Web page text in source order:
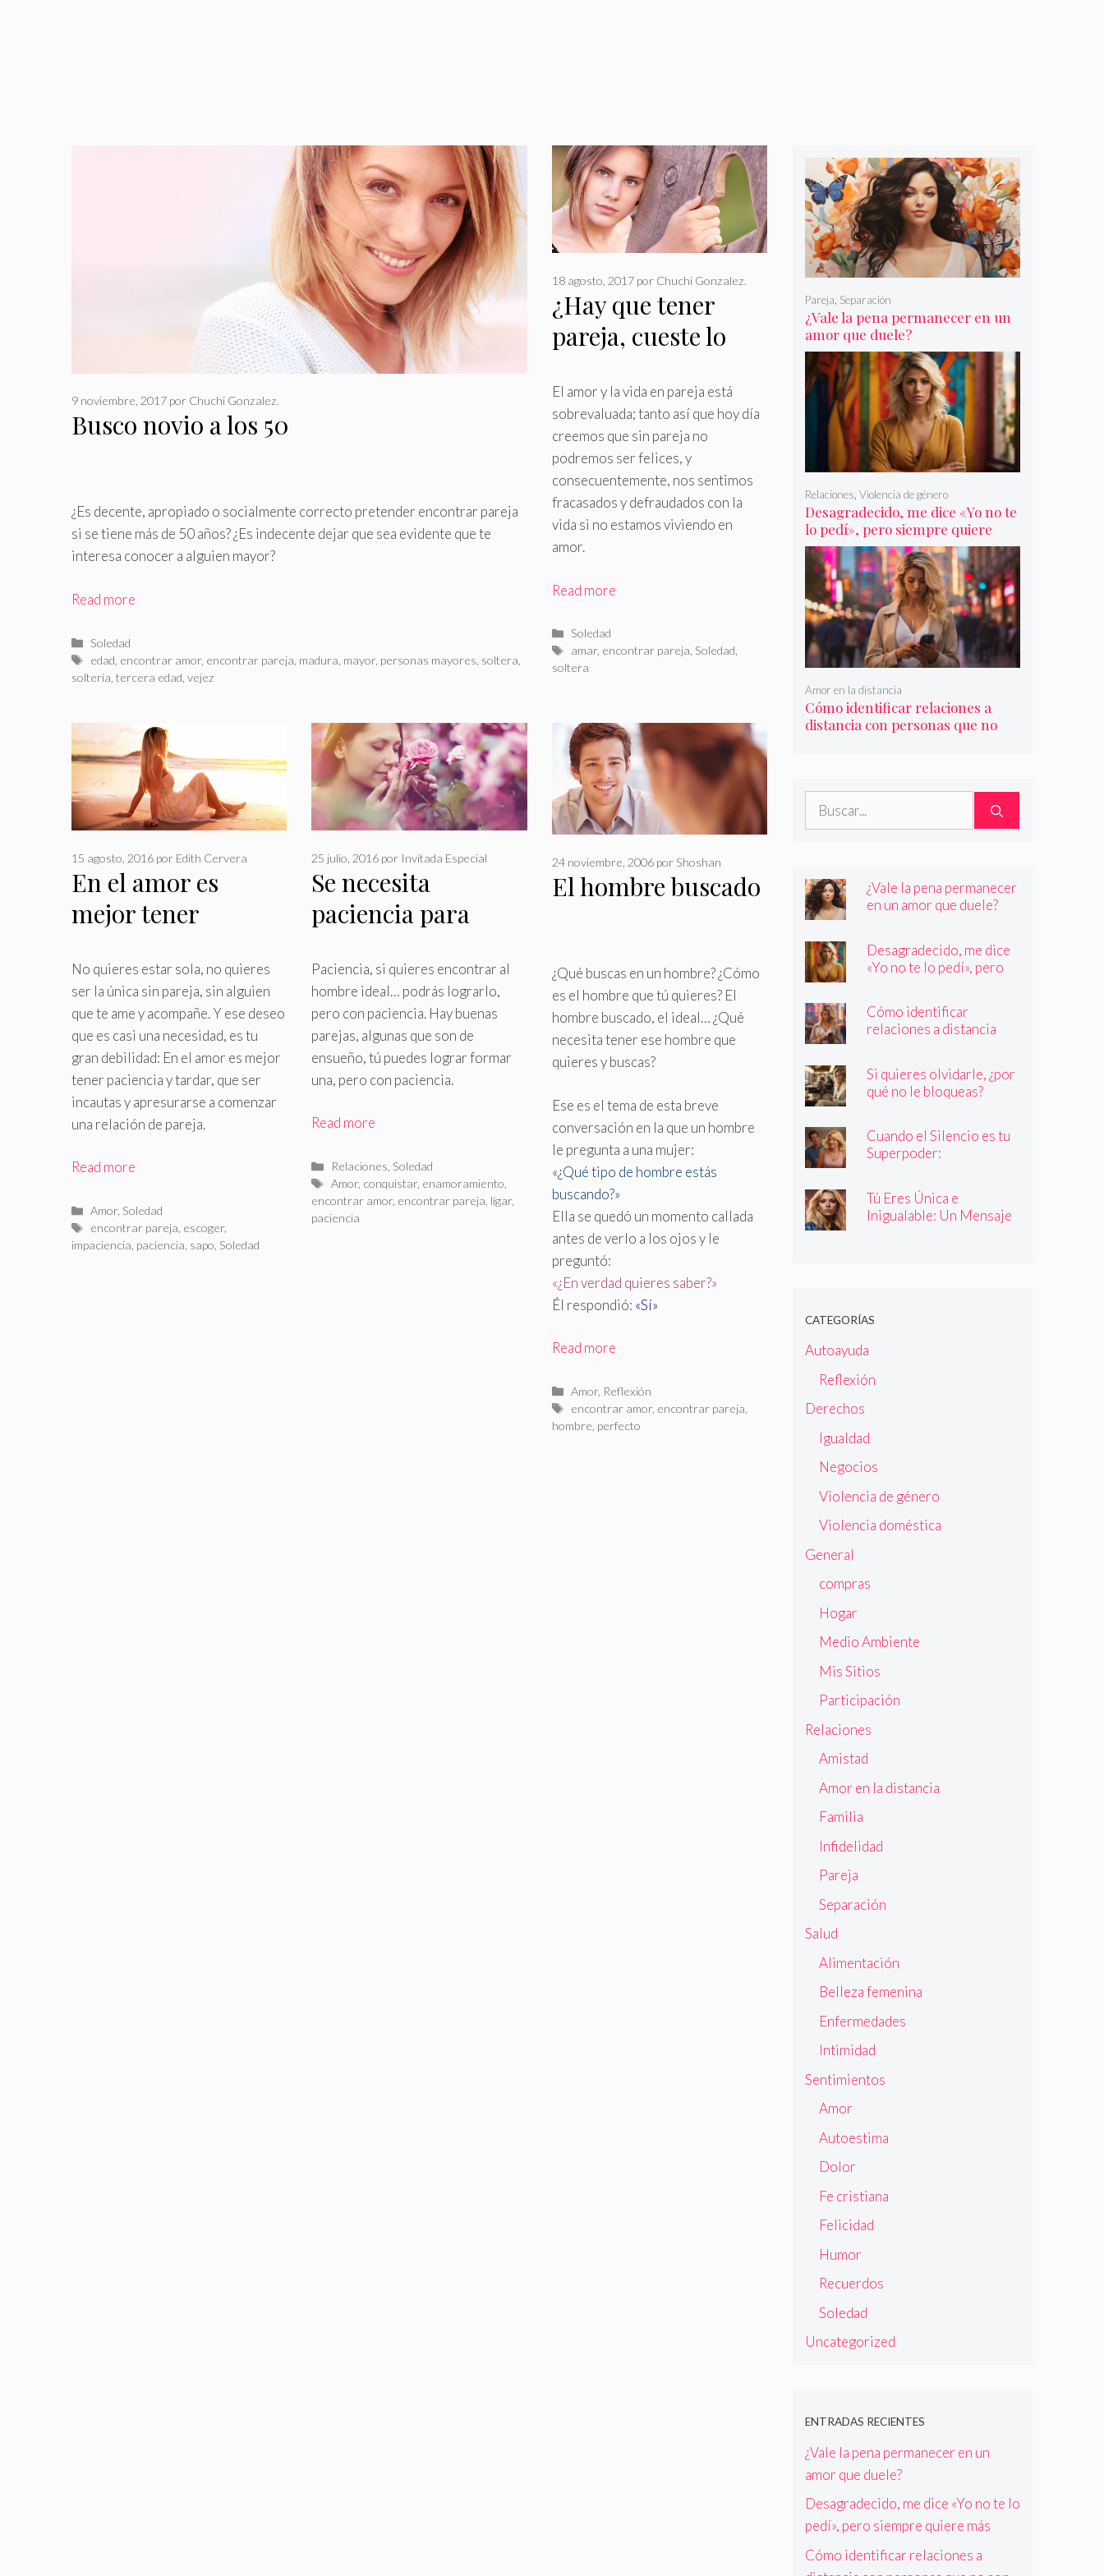
Busco novio a los 50
9 noviembre, 2017 por Chuchi Gonzalez.
¿Es decente, apropiado o socialmente correcto pretender encontrar pareja
si se tiene más de 50 años? ¿Es indecente dejar que sea evidente que te
interesa conocer a alguien mayor?
Read more
Categorías
Soledad
Etiquetas
edad encontrar amor, encontrar pareja madura mayor, personas mayores soltera
soltería tercera edad vejez
¿Hay que tener
pareja, cueste lo
18 agosto, 2017 por Chuchi Gonzalez.
El amor y la vida en pareja está
sobrevaluada; tanto así que hoy día
creemos que sin pareja no
podremos ser felices, y
consecuentemente, nos sentimos
fracasados y defraudados con la
vida si no estamos viviendo en
amor.
Read more
Categorías
Soledad
Etiquetas
amar, encontrar pareja, Soledad,
soltera
En el amor es
mejor tener
que pecar de
incautas
15 agosto, 2016 por Edith Cervera
No quieres estar sola, no quieres
ser la única sin pareja, sin alguien
que te ame y acompañe.Y ese deseo
que es casi una necesidad, es tu
gran debilidad: En el amor es mejor
tener paciencia y tardar, que ser
incautas y apresurarse a comenzar
una relación de pareja.
Read more
Categorías
Amor, Soledad
Etiquetas
encontrar pareja escoger,
impaciencia paciencia sapo Soledad
Se necesita
paciencia para
persona correcta
25 julio, 2016 por Invitada Especial
Paciencia, si quieres encontrar al
hombre ideal… podrás lograrlo,
pero con paciencia. Hay buenas
parejas, algunas que son de
ensueño, tú puedes lograr formar
una, pero con paciencia.
Read more
Categorías
Relaciones Soledad
Etiquetas
Amor, conquistar, enamoramiento
encontrar amor, encontrar pareja ligar,
paciencia
El hombre buscado
24 noviembre, 2006 por Shoshan
¿Qué buscas en un hombre? ¿Cómo
es el hombre que tú quieres? El
hombre buscado, el ideal… ¿Qué
necesita tener ese hombre que
quieres y buscas?
Ese es el tema de esta breve
conversación en la que un hombre
le pregunta a una mujer:
«¿Qué tipo de hombre estás
buscando?»
Ella se quedó un momento callada
antes de verlo a los ojos y le
preguntó:
«¿En verdad quieres saber?»
Él respondió: «Sí»
Read more
Categorías
Amor, Reflexión
Etiquetas
encontrar amor, encontrar pareja
hombre perfecto
¿Vale la pena permanecer en un
amor que duele?
Pareja Separación
Desagradecido, me dice «Yo no te
lo pedí», pero siempre quiere
más
Relaciones, Violencia de género
Cómo identificar relaciones a
distancia con personas que no
Amor en la distancia
Buscar:
¿Vale la pena permanecer
en un amor que duele?
Desagradecido, me dice
«Yo no te lo pedí», pero
Cómo identificar
relaciones a distancia
Si quieres olvidarle, ¿por
qué no le bloqueas?
Cuando el Silencio es tu
Superpoder:
de Callar
Tú Eres Única e
Inigualable: Un Mensaje
CATEGORÍAS
Autoayuda
Reflexión
Derechos
Igualdad
Negocios
Violencia de género
Violencia doméstica
General
compras
Hogar
Medio Ambiente
Mis Sitios
Participación
Relaciones
Amistad
Amor en la distancia
Familia
Infidelidad
Pareja
Separación
Salud
Alimentación
Belleza femenina
Enfermedades
Intimidad
Sentimientos
Amor
Autoestima
Dolor
Fe cristiana
Felicidad
Humor
Recuerdos
Soledad
Uncategorized
ENTRADAS RECIENTES
¿Vale la pena permanecer en un
amor que duele?
Desagradecido, me dice «Yo no te lo
pedí», pero siempre quiere más
Cómo identificar relaciones a